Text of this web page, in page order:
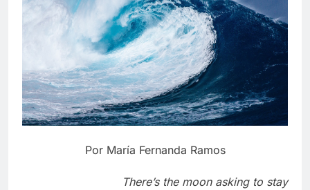
Por María Fernanda Ramos
There’s the moon asking to stay